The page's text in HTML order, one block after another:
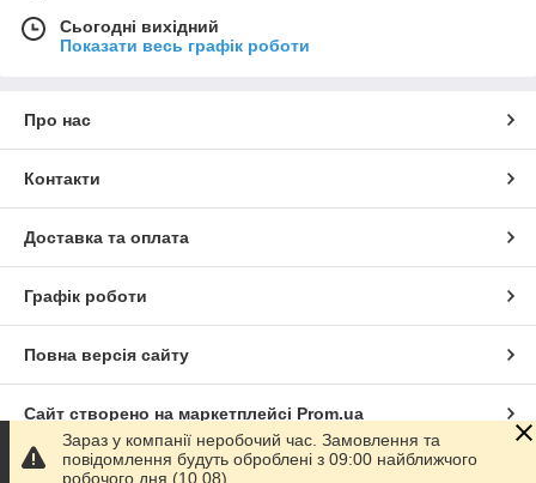
Сьогодні вихідний
Показати весь графік роботи
Про нас
Контакти
Доставка та оплата
Графік роботи
Повна версія сайту
Сайт створено на маркетплейсі Prom.ua
Політика конфіденційності
Зараз у компанії неробочий час. Замовлення та
повідомлення будуть оброблені з 09:00 найближчого
робочого дня (10.08).